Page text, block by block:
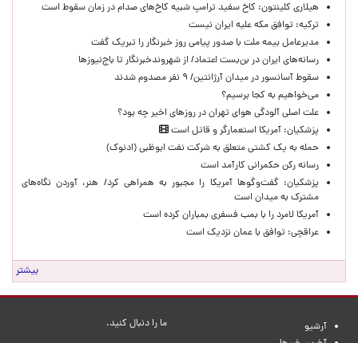
هیلاری کلینتون: کاخ سفید ترامپ شبیه کاخ‌های صدام در زمان سقوط است
ترکیه: توافق مکه علیه ایران نیست
مدیرعامل بیمه ملت با صدور پیامی روز خبرنگار را تبریک گفت
رسانه‌های ایران در بن‌بست اعتماد/ از شهروندخبرنگار تا باج‌نیوزها
سقوط آسانسور در میدان آرژانتین/ ۹ نفر مصدوم شدند
می‌خواهیم به کجا برسیم؟
علت اصلی آلودگی هوای تهران در روزهای اخیر چه بود؟
پزشکیان: آمریکا استعمارگر و قاتل است
حمله به یک کشتی متعلق به شرکت نفت ابوظبی (ادنوک)
رسانه رکن حکمرانی کارآمد است
پزشکیان: گفت‌وگوها آمریکا را مجبور به همراهی کرد/ هنر، آوردن نگاه‌های
مشترک به میدان است
آمریکا لامرد را با بمب فسفری بمباران کرده است
عراقچی: توافق با عمان نزدیک است
بیشتر
آرشیو
ما را دنبال کنید.